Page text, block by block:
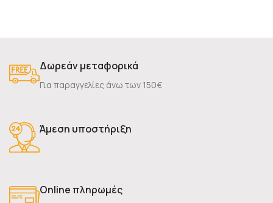
Δωρεάν μεταφορικά
Για παραγγελίες άνω των 150€
Άμεση υποστήριξη
Online πληρωμές